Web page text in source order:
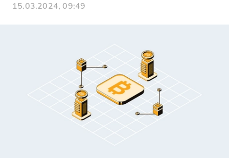
15.03.2024, 09:49